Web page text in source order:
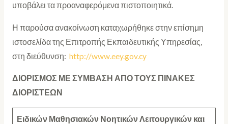
υποβάλει τα προαναφερόμενα πιστοποιητικά.
Η παρούσα ανακοίνωση καταχωρήθηκε στην επίσημη
ιστοσελίδα της Επιτροπής Εκπαιδευτικής Υπηρεσίας,
στη διεύθυνση: http://www.eey.gov.cy
ΔΙΟΡΙΣΜΟΣ ΜΕ ΣΥΜΒΑΣΗ ΑΠΟ ΤΟΥΣ ΠΙΝΑΚΕΣ
ΔΙΟΡΙΣΤΕΩΝ
Ειδικών Μαθησιακών Νοητικών Λειτουργικών και